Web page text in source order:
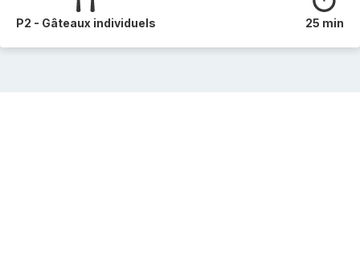
P2 - Gâteaux individuels 25 min